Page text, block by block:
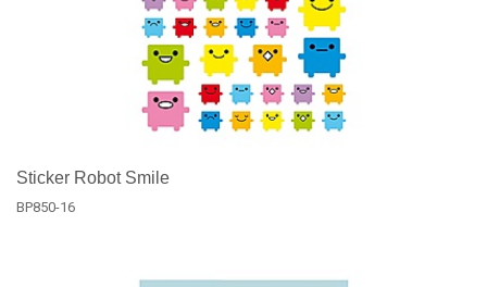
Sticker Robot Smile
BP850-16